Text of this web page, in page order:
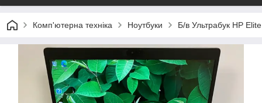
Комп'ютерна техніка Ноутбуки Б/в Ультрабук HP